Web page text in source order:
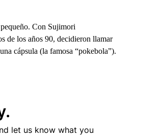
Con Sujimori
de los años 90, decidieron llamar
cápsula (la famosa “pokebola”).
let us know what you